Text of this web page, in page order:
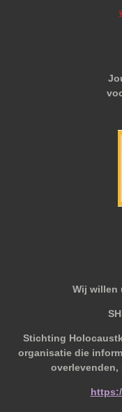
Wij willen
Stichting
organisatie die
overlevenden,